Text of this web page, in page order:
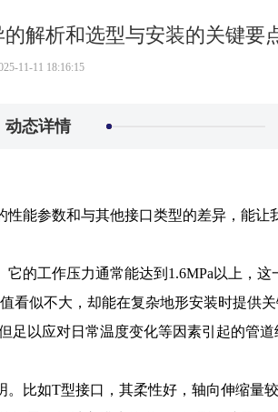
解析和选型与安装的关键要
11-11 18:16:15
动态详情
能参数和与其他接口类型的差异，能让
的工作压力通常能达到1.6MPa以上，这
看似不大，却能在复杂地形安装时提供
足以应对日常温度变化等因素引起的管
比如T型接口，其柔性好，轴向伸缩量较